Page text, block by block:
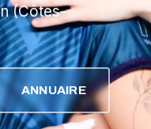
(Côtes-
ANNUAIRE